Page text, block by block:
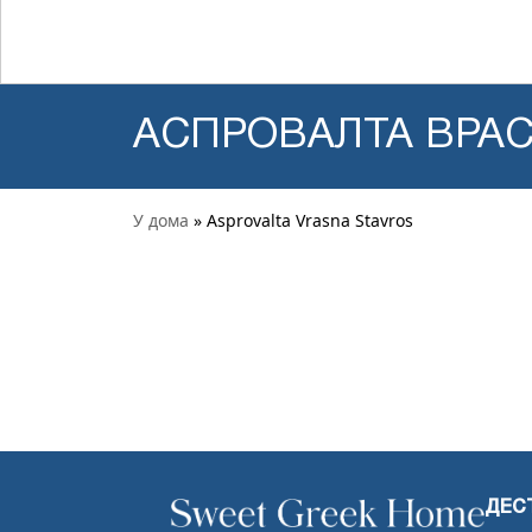
АСПРОВАЛТА
У дома » Asprovalta Vrasna Stavros